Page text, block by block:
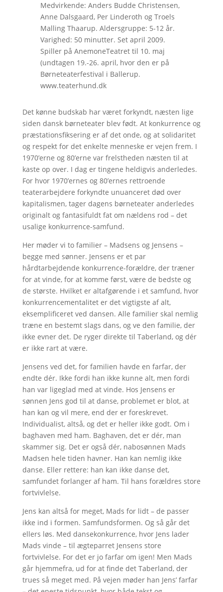
Medvirkende: Anders Budde Christensen,
Anne Dalsgaard, Per Linderoth og Troels
Malling Thaarup. Aldersgruppe: 5-12 år.
Varighed: 50 minutter. Set april 2009.
Spiller på AnemoneTeatret til 10. maj
(undtagen 19.-26. april, hvor den er på
Børneteaterfestival i Ballerup.
www.teaterhund.dk
Det kønne budskab har været forkyndt, næsten lige
siden dansk børneteater blev født. At konkurrence og
præstationsfiksering er af det onde, og at solidaritet
og respekt for det enkelte menneske er vejen frem. I
1970’erne og 80’erne var frelstheden næsten til at
kaste op over. I dag er tingene heldigvis anderledes.
For hvor 1970’ernes og 80’ernes rettroende
teaterarbejdere forkyndte unuanceret død over
kapitalismen, tager dagens børneteater anderledes
originalt og fantasifuldt fat om nældens rod – det
usalige konkurrence-samfund.
Her møder vi to familier – Madsens og Jensens –
begge med sønner. Jensens er et par
hårdtarbejdende konkurrence-forældre, der træner
for at vinde, for at komme først, være de bedste og
de største. Hvilket er altafgørende i et samfund, hvor
konkurrencementalitet er det vigtigste af alt,
eksemplificeret ved dansen. Alle familier skal nemlig
træne en bestemt slags dans, og ve den familie, der
ikke evner det. De ryger direkte til Taberland, og dér
er ikke rart at være.
Jensens ved det, for familien havde en farfar, der
endte dér. Ikke fordi han ikke kunne alt, men fordi
han var ligeglad med at vinde. Hos Jensens er
sønnen Jens god til at danse, problemet er blot, at
han kan og vil mere, end der er foreskrevet.
Individualist, altså, og det er heller ikke godt. Om i
baghaven med ham. Baghaven, det er dér, man
skammer sig. Det er også dér, nabosønnen Mads
Madsen hele tiden havner. Han kan nemlig ikke
danse. Eller rettere: han kan ikke danse det,
samfundet forlanger af ham. Til hans forældres store
fortvivlelse.
Jens kan altså for meget, Mads for lidt – de passer
ikke ind i formen. Samfundsformen. Og så går det
ellers løs. Med dansekonkurrence, hvor Jens lader
Mads vinde – til ægteparret Jensens store
fortvivlelse. For det er jo farfar om igen! Men Mads
går hjemmefra, ud for at finde det Taberland, der
trues så meget med. På vejen møder han Jens’ farfar